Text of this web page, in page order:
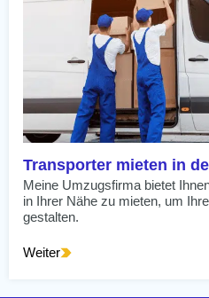
Transporter mieten in
Meine Umzugsfirma bietet
in Ihrer Nähe zu mieten, um
gestalten.
Weiter